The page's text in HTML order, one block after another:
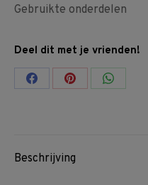
Gebruikte onderdelen
Deel dit met je vrienden!
Share Share Share
Beschrijving